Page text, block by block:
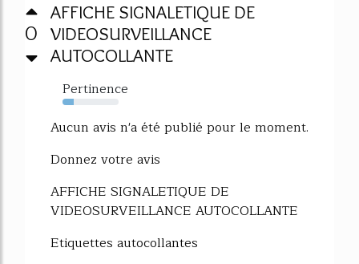
0
AFFICHE SIGNALETIQUE DE
VIDEOSURVEILLANCE
AUTOCOLLANTE
Pertinence
20%
Aucun avis n'a été publié pour le moment.
Donnez votre avis
AFFICHE SIGNALETIQUE DE
VIDEOSURVEILLANCE AUTOCOLLANTE
Etiquettes autocollantes